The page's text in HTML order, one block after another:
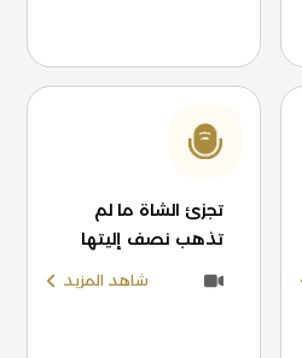
تجزئ الشاة ما لم
تذهب نصف إليتها
شاهد المزيد